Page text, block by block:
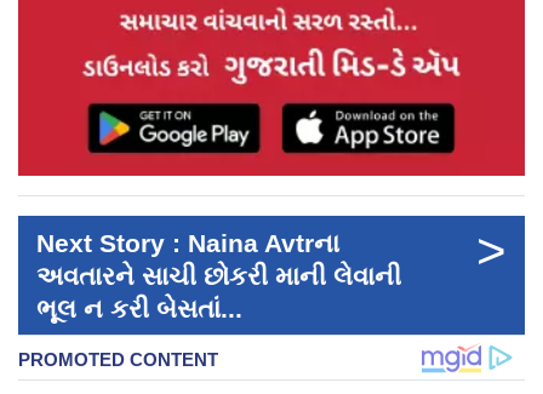
Next Story : Naina Avtrના
અવતારને સાચી છોકરી માની લેવાની
ભૂલ ન કરી બેસતાં...
>